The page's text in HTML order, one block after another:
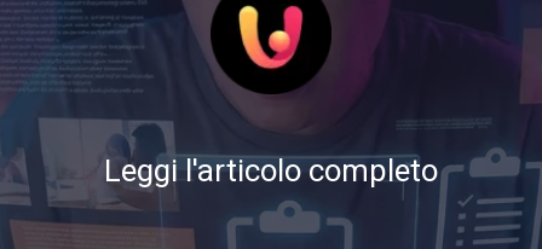
Leggi l'articolo completo